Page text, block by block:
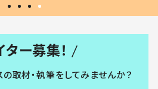
ター募集！
取材・執筆をしてみませんか？